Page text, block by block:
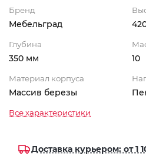
Бренд
Мебельград
Глубина
350 мм 10
Материал корпуса
Массив березы
Все характеристики
Доставка курьером: от 1